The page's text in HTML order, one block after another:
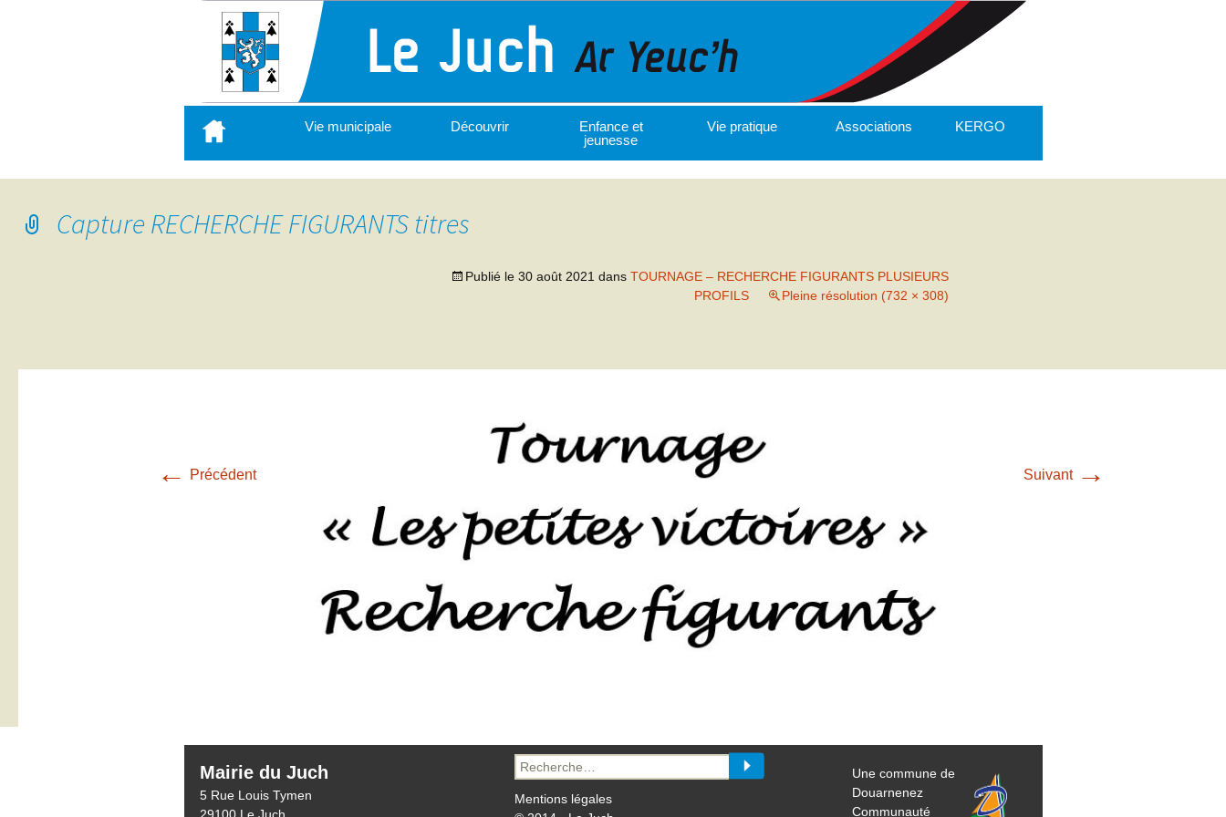
contenu
principal
Vie municipale Découvrir
Enfance et
jeunesse
Vie pratique Associations KERGO
Capture RECHERCHE FIGURANTS titres
Publié le 30 août 2021 dans TOURNAGE – RECHERCHE FIGURANTS PLUSIEURS
PROFILS
Pleine résolution (732 × 308)
← Précédent Suivant →
Mairie du Juch
5 Rue Louis Tymen
29100 Le Juch
Recherche
pour :
Mentions légales
Une commune de
Douarnenez
Communauté